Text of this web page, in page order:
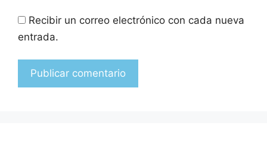
Recibir un correo electrónico con cada nueva
entrada.